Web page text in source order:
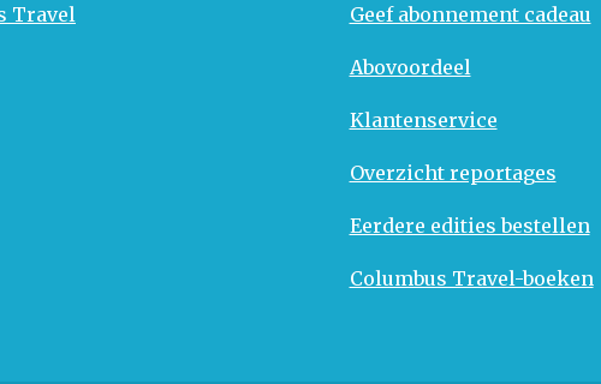
Travel Geef abonnement cadeau
Abovoordeel
Klantenservice
Overzicht reportages
Eerdere edities bestellen
Columbus Travel-boeken